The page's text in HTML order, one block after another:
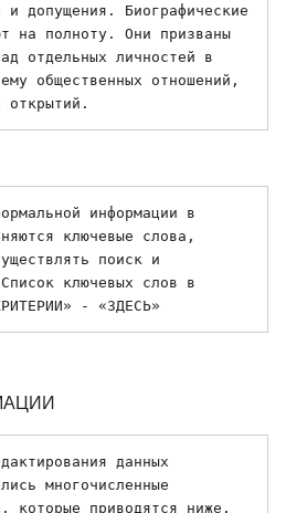
и допущения. Биографические
на полноту. Они призваны
отдельных личностей в
общественных отношений,
ключевые слова,
поиск и
ключевых слов в
многочисленные
которые приводятся ниже.